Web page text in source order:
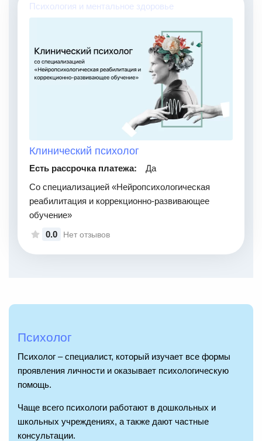
Психология и ментальное здоровье
Клинический психолог
Есть рассрочка платежа:
Да
Со специализацией «Нейропсихологическая
реабилитация и коррекционно-развивающее
обучение»
0.0
Нет отзывов
Психолог
Психолог – специалист, который изучает все формы
проявления личности и оказывает психологическую
помощь.
Чаще всего психологи работают в дошкольных и
школьных учреждениях, а также дают частные
консультации.